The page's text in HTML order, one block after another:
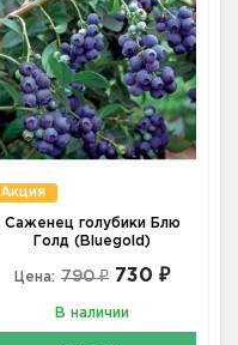
Акция
Саженец голубики Блю
Голд (Bluegold)
Цена: 790 ₽ 730 ₽
В наличии